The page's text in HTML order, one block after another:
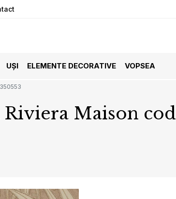
UȘI ELEMENTE DECORATIVE VOPSEA
Maison cod